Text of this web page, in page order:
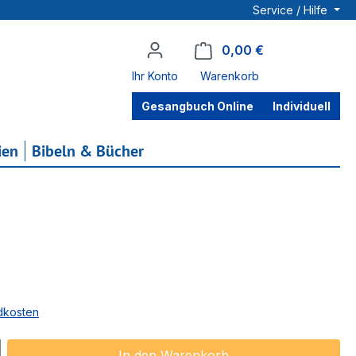
Service / Hilfe
Ihr Konto
0,00 €
Warenkorb
Gesangbuch Online Individuell
Bibeln & Bücher